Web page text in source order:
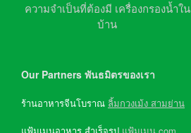
ความจำเป็นที่ต้องมี เครื่องกรองน้ำใน
บ้าน
Our Partners พันธมิตรของเรา
ร้านอาหารจีนโบราณ ลิ้มกวงเม้ง สามย่าน
แฟ้มเมนูอาหาร สำเร็จรูป แฟ้มเมนู.com